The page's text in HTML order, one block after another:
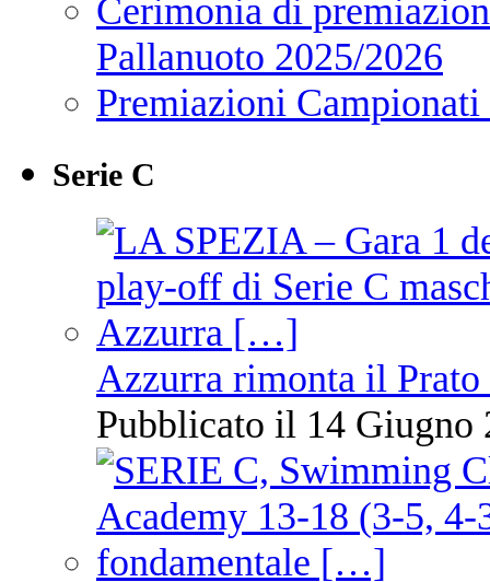
Cerimonia di
Pallanuoto 2025/2026
Premiazioni
Serie C
Azzurra rimonta il Prato
Pubblicato il 14 Giugno